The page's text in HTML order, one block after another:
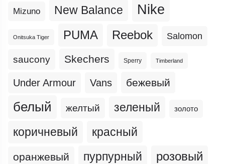
Mizuno New Balance Nike
Onitsuka Tiger PUMA Reebok Salomon
saucony Skechers Sperry Timberland
Under Armour Vans бежевый
белый желтый зеленый золото
коричневый красный
оранжевый пурпурный розовый